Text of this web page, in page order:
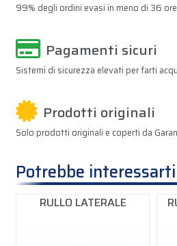
99% degli ordini evasi in meno di 36 ore
Pagamenti sicuri
Sistemi di sicurezza elevati per farti
Prodotti originali
Solo prodotti originali e coperti da
Potrebbe
RULLO LATERALE